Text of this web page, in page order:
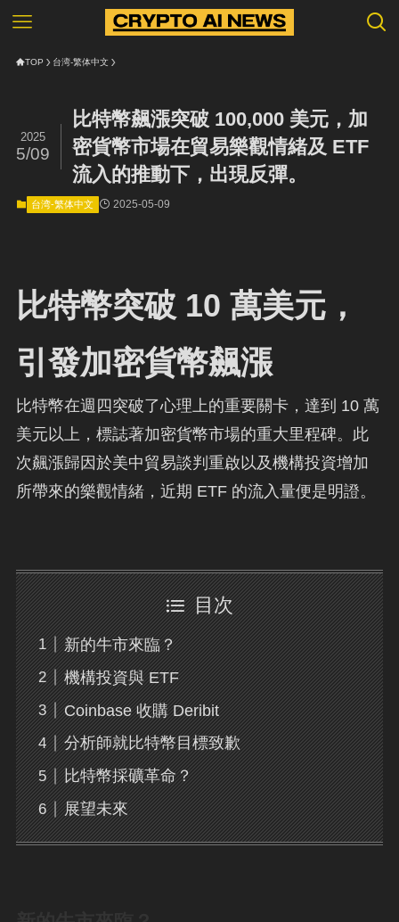
TOP 台湾-繁体中文
比特幣飆漲突破 100,000 美元，加
密貨幣市場在貿易樂觀情緒及 ETF
流入的推動下，出現反彈。
2025
5/09
台湾-繁体中文 2025-05-09
比特幣突破 10 萬美元，
引發加密貨幣飆漲
比特幣在週四突破了心理上的重要關卡，達到 10 萬
美元以上，標誌著加密貨幣市場的重大里程碑。此
次飆漲歸因於美中貿易談判重啟以及機構投資增加
所帶來的樂觀情緒，近期 ETF 的流入量便是明證。
目次
新的牛市來臨？
機構投資與 ETF
Coinbase 收購 Deribit
分析師就比特幣目標致歉
比特幣採礦革命？
展望未來